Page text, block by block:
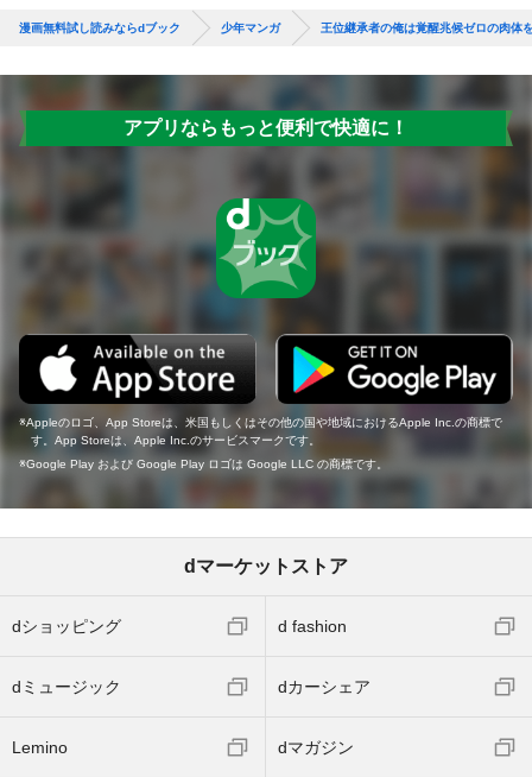
漫画無料試し読みならdブック 少年マンガ 王位継承者の俺は覚醒兆候ゼロの肉体
アプリならもっと便利で快適に！
Appleのロゴ、App Storeは、米国もしくはその他の国や地域におけるApple Inc.の商標で
す。App Storeは、Apple Inc.のサービスマークです。
Google Play および Google Play ロゴは Google LLC の商標です。
dマーケットストア
dショッピング d fashion
dミュージック dカーシェア
Lemino dマガジン